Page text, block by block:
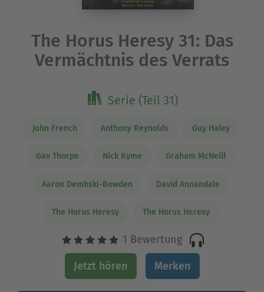
The Horus Heresy 31: Das
Vermächtnis des Verrats
Serie (Teil 31)
John French Anthony Reynolds Guy Haley
Gav Thorpe Nick Kyme Graham McNeill
Aaron Dembski-Bowden David Annandale
The Horus Heresy The Horus Heresy
1 Bewertung
Jetzt hören Merken